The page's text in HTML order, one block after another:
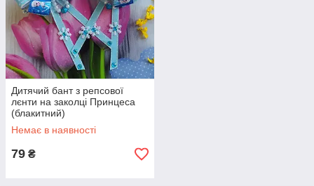
Дитячий бант з репсової
лєнти на заколці Принцеса
(блакитний)
Немає в наявності
79 ₴